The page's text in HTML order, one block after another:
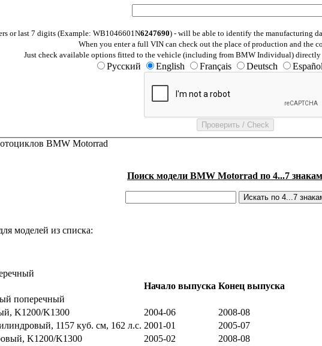
or last 7 digits (Example: WB1046601N6247690) - will be able to identify the manufacturing
When you enter a full VIN can check out the place of production and the
Just check available options fitted to the vehicle (including from BMW Individual) directly
Русский English Français Deutsch Español
BMW Motorrad
Поиск модели BMW Motorrad по 4...7
моделей из списка:
Начало выпуска Конец выпуска
поперечный
K1200/K1300 2004-06
2008-08
1157 куб. см, 162 л.с. 2001-01
2005-07
K1200/K1300 2005-02
2008-08